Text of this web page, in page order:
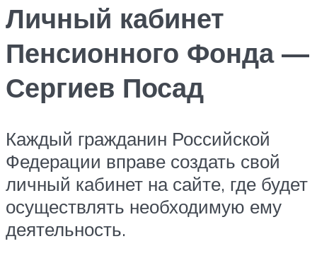
Личный кабинет
Пенсионного Фонда —
Сергиев Посад
Каждый гражданин Российской
Федерации вправе создать свой
личный кабинет на сайте, где будет
осуществлять необходимую ему
деятельность.